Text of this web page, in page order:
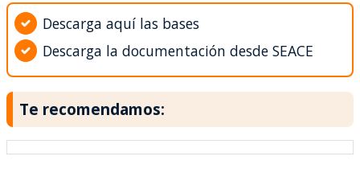
Descarga aquí las bases
Descarga la documentación desde SEACE
Te recomendamos: